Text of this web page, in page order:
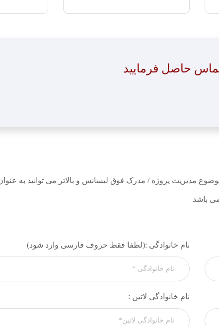
حاصل فرمایید
مدیریت پروژه / مدرک فوق لیسانس و بالاتر می توانید به
باشد
نام خانوادگی :(لطفا فقط حروف فارسی وارد شود)
نام خانوادگی لاتین :